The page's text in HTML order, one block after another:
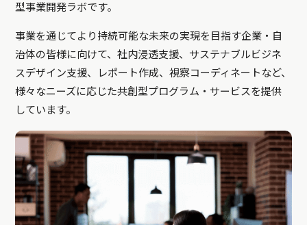
型事業開発ラボです。
事業を通じてより持続可能な未来の実現を目指す企業・自
治体の皆様に向けて、社内浸透支援、サステナブルビジネ
スデザイン支援、レポート作成、視察コーディネートなど、
様々なニーズに応じた共創型プログラム・サービスを提供
しています。